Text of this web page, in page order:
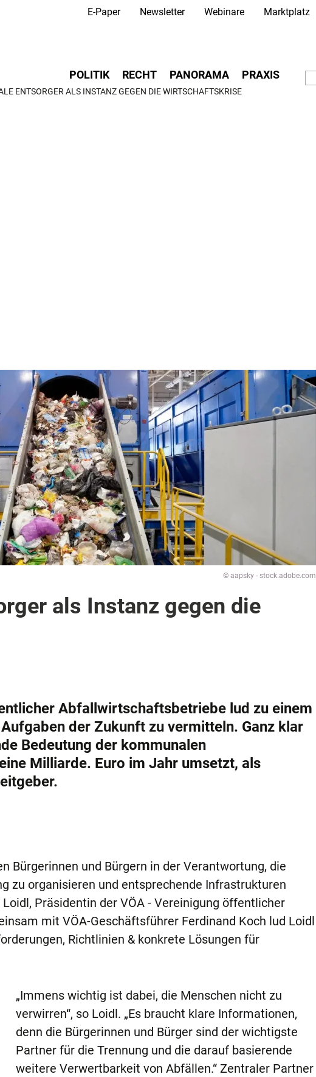
Direkt
Secondary Navigation
E-Paper Newsletter Webinare Marktplatz
Main navigation
POLITIK RECHT PANORAMA PRAXIS
ENTSORGER ALS INSTANZ GEGEN DIE WIRTSCHAFTSKRISE
© aapsky - stock.adobe.com
als Instanz gegen die
Abfallwirtschaftsbetriebe lud zu einem
der Zukunft zu vermitteln. Ganz klar
Bedeutung der kommunalen
Milliarde. Euro im Jahr umsetzt, als
Bürgerinnen und Bürgern in der Verantwortung, die
zu organisieren und entsprechende Infrastrukturen
Präsidentin der VÖA - Vereinigung öffentlicher
mit VÖA-Geschäftsführer Ferdinand Koch lud Loidl
Richtlinien & konkrete Lösungen für
„Immens wichtig ist dabei, die Menschen nicht zu
verwirren“, so Loidl. „Es braucht klare Informationen,
denn die Bürgerinnen und Bürger sind der wichtigste
Partner für die Trennung und die darauf basierende
weitere Verwertbarkeit von Abfällen.“ Zentraler Partner